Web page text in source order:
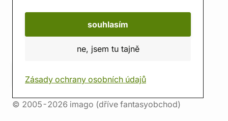
souhlasím
ne, jsem tu tajně
Zásady ochrany osobních údajů
© 2005-2026 imago (dříve fantasyobchod)